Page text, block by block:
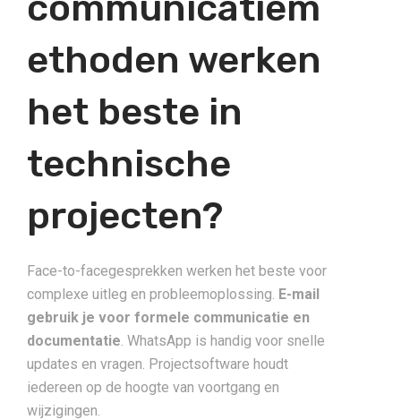
ethoden werken
het beste in
technische
projecten?
Face-to-facegesprekken werken het beste voor
complexe uitleg en probleemoplossing. E-mail
gebruik je voor formele communicatie en
documentatie. WhatsApp is handig voor snelle
updates en vragen. Projectsoftware houdt
iedereen op de hoogte van voortgang en
wijzigingen.